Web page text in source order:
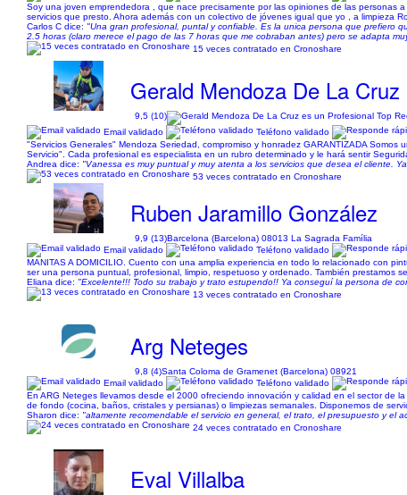
Soy una joven emprendedora , que nace precisamente por las opiniones de las personas
servicios que presto. Ahora además con un colectivo de jóvenes igual que yo , a limpieza
Carlos C dice: "Una gran profesional, puntal y confiable. Es la unica persona que prefiero
2.5 horas (claro merece el pago de las 7 horas que me cobraban antes) pero se adapta
15 veces contratado en Cronoshare
Gerald Mendoza De La Cruz
9,5 (10)
Email validado
Teléfono validado
"Servicios Generales" Mendoza Seriedad, compromiso y honradez GARANTIZADA
Servicio". Cada profesional es especialista en un rubro determinado y le hará sentir
Andrea dice: "Vanessa es muy puntual y muy atenta a los servicios que desea el cliente.
53 veces contratado en Cronoshare
Ruben Jaramillo González
9,9 (13)Barcelona (Barcelona) 08013 La Sagrada Família
Email validado
Teléfono validado
MANITAS A DOMICILIO. Cuento con una amplia experiencia en todo lo relacionado con
ser una persona puntual, profesional, limpio, respetuoso y ordenado. También prestamos
Eliana dice: "Excelente!!! Todo su trabajo y trato estupendo!! Ya conseguí la persona de
13 veces contratado en Cronoshare
Arg Neteges
9,8 (4)Santa Coloma de Gramenet (Barcelona) 08921
Email validado
Teléfono validado
En ARG Neteges llevamos desde el 2000 ofreciendo innovación y calidad en el sector de
de fondo (cocina, baños, cristales y persianas) o limpiezas semanales. Disponemos de
Sharon dice: "altamente recomendable el servicio en general, el trato, el presupuesto y el
24 veces contratado en Cronoshare
Eval Villalba